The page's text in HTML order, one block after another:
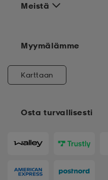
Meistä
Osta turvallisesti
Myymälämme
Karttaan